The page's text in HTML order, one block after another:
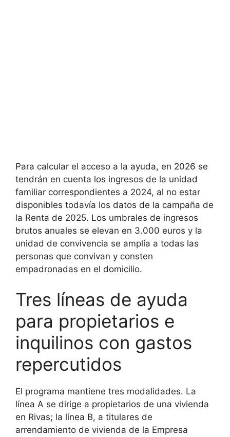
Para calcular el acceso a la ayuda, en 2026 se
tendrán en cuenta los ingresos de la unidad
familiar correspondientes a 2024, al no estar
disponibles todavía los datos de la campaña de
la Renta de 2025. Los umbrales de ingresos
brutos anuales se elevan en 3.000 euros y la
unidad de convivencia se amplía a todas las
personas que convivan y consten
empadronadas en el domicilio.
Tres líneas de ayuda
para propietarios e
inquilinos con gastos
repercutidos
El programa mantiene tres modalidades. La
línea A se dirige a propietarios de una vivienda
en Rivas; la línea B, a titulares de
arrendamiento de vivienda de la Empresa